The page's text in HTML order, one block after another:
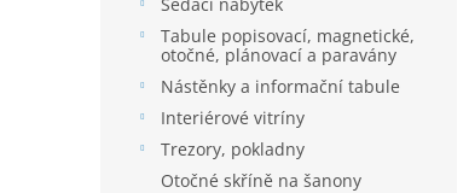
Tabule popisovací, magnetické,
otočné, plánovací a paravány
Nástěnky a informační tabule
Interiérové vitríny
Trezory, pokladny
Otočné skříně na šanony